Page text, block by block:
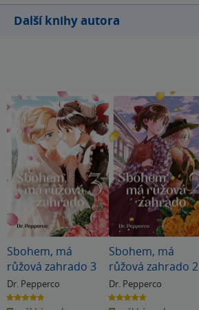
Další knihy autora
Sbohem, má
růžová zahrado 3
Dr. Pepperco
4.7
z
Sbohem, má
růžová zahrado 2
Dr. Pepperco
4.7
z